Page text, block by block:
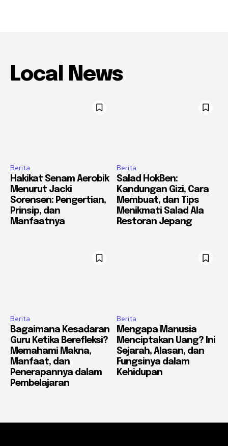
Local News
Berita
Hakikat Senam Aerobik
Menurut Jacki
Sorensen: Pengertian,
Prinsip, dan
Manfaatnya
Berita
Salad HokBen:
Kandungan Gizi, Cara
Membuat, dan Tips
Menikmati Salad Ala
Restoran Jepang
Berita
Bagaimana Kesadaran
Guru Ketika Berefleksi?
Memahami Makna,
Manfaat, dan
Penerapannya dalam
Pembelajaran
Berita
Mengapa Manusia
Menciptakan Uang? Ini
Sejarah, Alasan, dan
Fungsinya dalam
Kehidupan